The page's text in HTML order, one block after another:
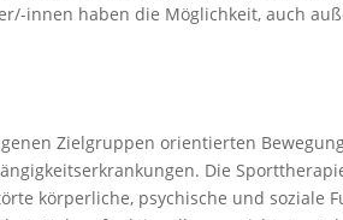
innen haben die Möglichkeit, auch
Zielgruppen orientierten
Die
körperliche, psychische und soziale